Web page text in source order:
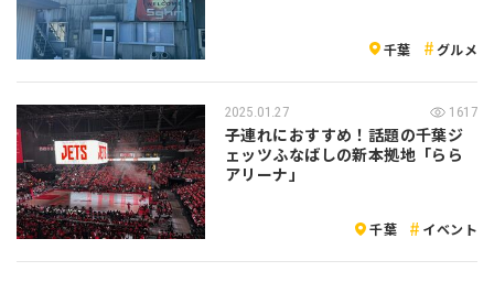
千葉 グルメ
2025.01.27 1617
子連れにおすすめ！話題の千葉ジ
ェッツふなばしの新本拠地「らら
アリーナ」
千葉 イベント